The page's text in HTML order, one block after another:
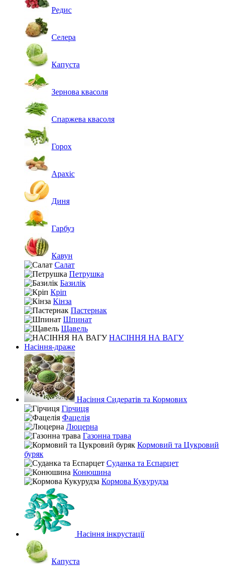
Редис
Селера
Капуста
Зернова квасоля
Спаржева квасоля
Горох
Арахіс
Диня
Гарбуз
Кавун
Салат
Петрушка
Базилік
Кріп
Кінза
Пастернак
Шпинат
Щавель
НАСІННЯ НА ВАГУ
Насіння-драже
Насіння Сидератів та Кормових
Гірчиця
Фацелія
Люцерна
Газонна трава
Кормовий та Цукровий
буряк
Суданка та Еспарцет
Конюшина
Кормова Кукурудза
Насіння інкрустації
Капуста